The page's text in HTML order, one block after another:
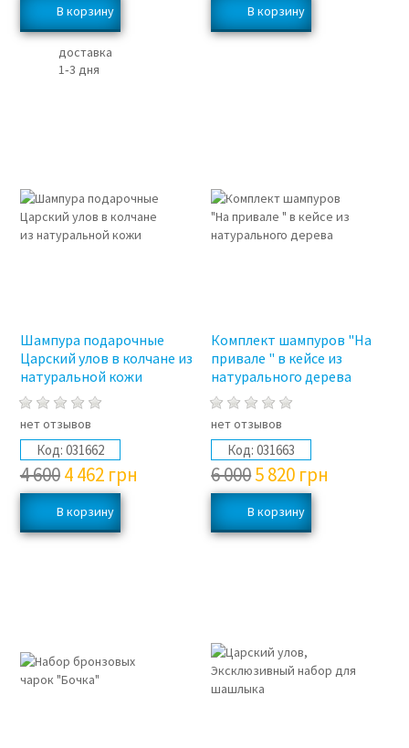
доставка
1‑3 дня
Шампура подарочные
Царский улов в колчане из
натуральной кожи
нет отзывов
Код: 031662
4 6004 462 грн
Комплект шампуров "На
привале " в кейсе из
натурального дерева
нет отзывов
Код: 031663
6 0005 820 грн